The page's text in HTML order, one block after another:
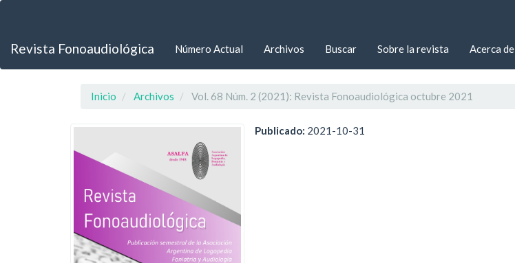
principal
Revista Fonoaudiológica Número Actual Archivos Buscar Sobre la revista Acerca de
Inicio Archivos Vol. 68 Núm. 2 (2021): Revista Fonoaudiológica octubre 2021
Publicado: 2021-10-31